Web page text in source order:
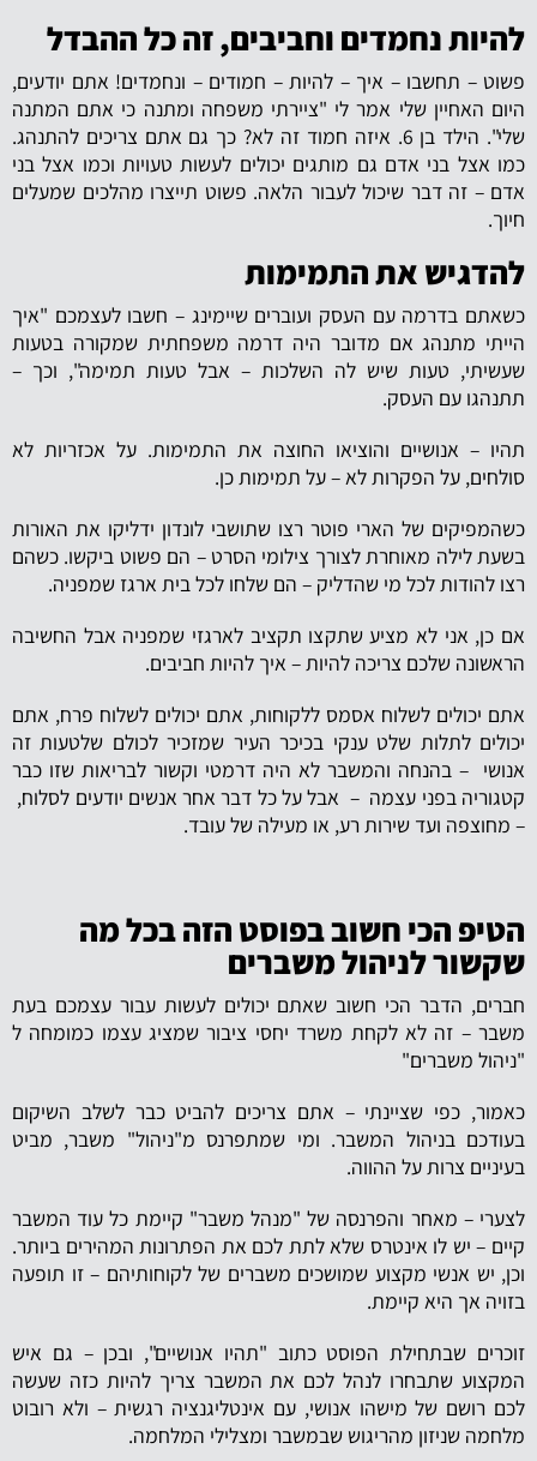
להיות נחמדים וחביבים, זה כל ההבדל
פשוט – תחשבו – איך – להיות – חמודים – ונחמדים! אתם יודעים,
היום האחיין שלי אמר לי "ציירתי משפחה ומתנה כי אתם המתנה
שלי". הילד בן 6. איזה חמוד זה לא? כך גם אתם צריכים להתנהג.
כמו אצל בני אדם גם מותגים יכולים לעשות טעויות וכמו אצל בני
אדם – זה דבר שיכול לעבור הלאה. פשוט תייצרו מהלכים שמעלים
חיוך.
להדגיש את התמימות
כשאתם בדרמה עם העסק ועוברים שיימינג – חשבו לעצמכם "איך
הייתי מתנהג אם מדובר היה דרמה משפחתית שמקורה בטעות
שעשיתי, טעות שיש לה השלכות – אבל טעות תמימה", וכך –
תתנהגו עם העסק.
תהיו – אנושיים והוציאו החוצה את התמימות. על אכזריות לא
סולחים, על הפקרות לא – על תמימות כן.
כשהמפיקים של הארי פוטר רצו שתושבי לונדון ידליקו את האורות
בשעת לילה מאוחרת לצורך צילומי הסרט – הם פשוט ביקשו. כשהם
רצו להודות לכל מי שהדליק – הם שלחו לכל בית ארגז שמפניה.
אם כן, אני לא מציע שתקצו תקציב לארגזי שמפניה אבל החשיבה
הראשונה שלכם צריכה להיות – איך להיות חביבים.
אתם יכולים לשלוח אסמס ללקוחות, אתם יכולים לשלוח פרח, אתם
יכולים לתלות שלט ענקי בכיכר העיר שמזכיר לכולם שלטעות זה
אנושי – בהנחה והמשבר לא היה דרמטי וקשור לבריאות שזו כבר
קטגוריה בפני עצמה – אבל על כל דבר אחר אנשים יודעים לסלוח,
– מחוצפה ועד שירות רע, או מעילה של עובד.
הטיפ הכי חשוב בפוסט הזה בכל מה
שקשור לניהול משברים
חברים, הדבר הכי חשוב שאתם יכולים לעשות עבור עצמכם בעת
משבר – זה לא לקחת משרד יחסי ציבור שמציג עצמו כמומחה ל
"ניהול משברים"
כאמור, כפי שציינתי – אתם צריכים להביט כבר לשלב השיקום
בעודכם בניהול המשבר. ומי שמתפרנס מ"ניהול" משבר, מביט
בעיניים צרות על ההווה.
לצערי – מאחר והפרנסה של "מנהל משבר" קיימת כל עוד המשבר
קיים – יש לו אינטרס שלא לתת לכם את הפתרונות המהירים ביותר.
וכן, יש אנשי מקצוע שמושכים משברים של לקוחותיהם – זו תופעה
בזויה אך היא קיימת.
זוכרים שבתחילת הפוסט כתוב "תהיו אנושיים", ובכן – גם איש
המקצוע שתבחרו לנהל לכם את המשבר צריך להיות כזה שעשה
לכם רושם של מישהו אנושי, עם אינטליגנציה רגשית – ולא רובוט
מלחמה שניזון מהריגוש שבמשבר ומצלילי המלחמה.